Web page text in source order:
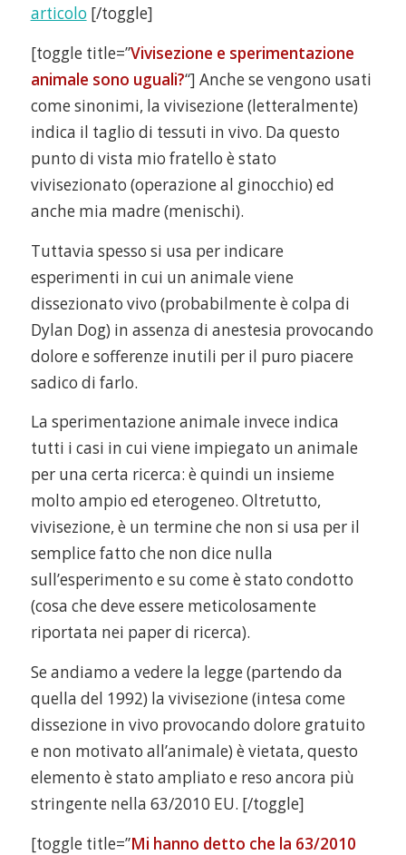
articolo [/toggle]
[toggle title=”Vivisezione e sperimentazione
animale sono uguali?“] Anche se vengono usati
come sinonimi, la vivisezione (letteralmente)
indica il taglio di tessuti in vivo. Da questo
punto di vista mio fratello è stato
vivisezionato (operazione al ginocchio) ed
anche mia madre (menischi).
Tuttavia spesso si usa per indicare
esperimenti in cui un animale viene
dissezionato vivo (probabilmente è colpa di
Dylan Dog) in assenza di anestesia provocando
dolore e sofferenze inutili per il puro piacere
sadico di farlo.
La sperimentazione animale invece indica
tutti i casi in cui viene impiegato un animale
per una certa ricerca: è quindi un insieme
molto ampio ed eterogeneo. Oltretutto,
vivisezione, è un termine che non si usa per il
semplice fatto che non dice nulla
sull’esperimento e su come è stato condotto
(cosa che deve essere meticolosamente
riportata nei paper di ricerca).
Se andiamo a vedere la legge (partendo da
quella del 1992) la vivisezione (intesa come
dissezione in vivo provocando dolore gratuito
e non motivato all’animale) è vietata, questo
elemento è stato ampliato e reso ancora più
stringente nella 63/2010 EU. [/toggle]
[toggle title=”Mi hanno detto che la 63/2010